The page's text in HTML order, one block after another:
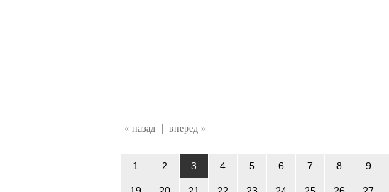
« назад вперед »
1 2 3 4 5 6 7 8 9